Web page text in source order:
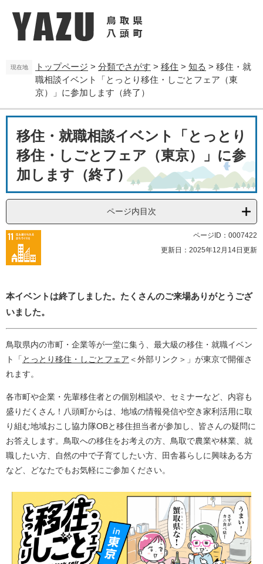
本
現在地 トップページ > 分類でさがす > 移住 > 知る > 移住・就
職相談イベント「とっとり移住・しごとフェア（東
京）」に参加します（終了）
移住・就職相談イベント「とっとり
移住・しごとフェア（東京）」に参
加します（終了）
ページ内目次
ページID：0007422
更新日：2025年12月14日更新
本イベントは終了しました。たくさんのご来場ありがとうござ
いました。
鳥取県内の市町・企業等が一堂に集う、最大級の移住・就職イベン
ト「 とっとり移住・しごとフェア ＜外部リンク＞ 」が東京で開催さ
れます。
各市町や企業・先輩移住者との個別相談や、セミナーなど、内容も
盛りだくさん！八頭町からは、地域の情報発信や空き家利活用に取
り組む地域おこし協力隊OBと移住担当者が参加し、皆さんの疑問に
お答えします。鳥取への移住をお考えの方、鳥取で農業や林業、就
職したい方、自然の中で子育てしたい方、田舎暮らしに興味ある方
など、どなたでもお気軽にご参加ください。